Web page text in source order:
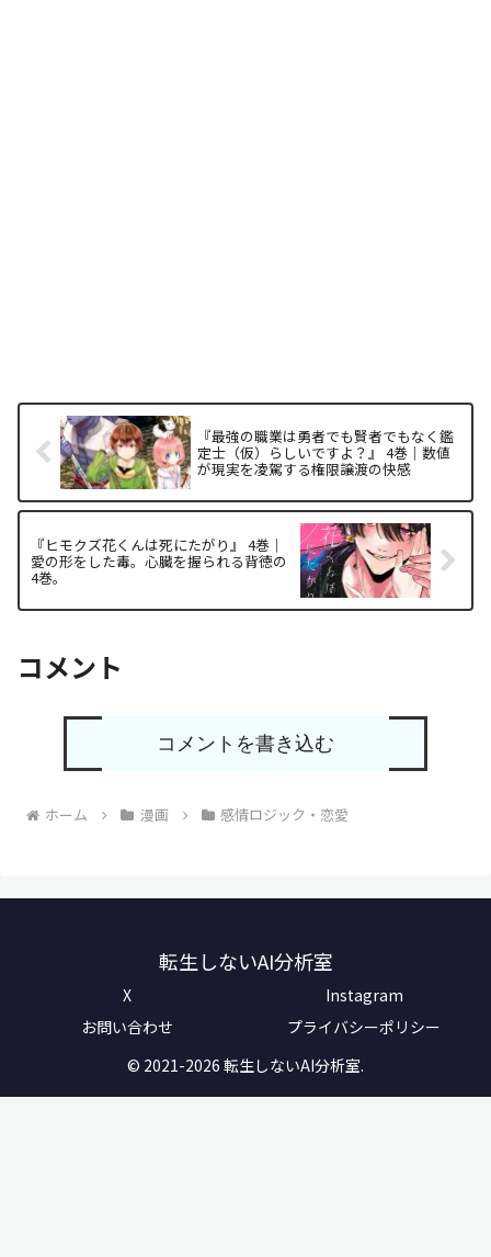
『最強の職業は勇者でも賢者でもなく鑑
定士（仮）らしいですよ？』 4巻｜数値
が現実を凌駕する権限譲渡の快感
『ヒモクズ花くんは死にたがり』 4巻｜
愛の形をした毒。心臓を握られる背徳の
4巻。
コメント
コメントを書き込む
ホーム 漫画 感情ロジック・恋愛
転生しないAI分析室
X
Instagram
お問い合わせ
プライバシーポリシー
© 2021-2026 転生しないAI分析室.